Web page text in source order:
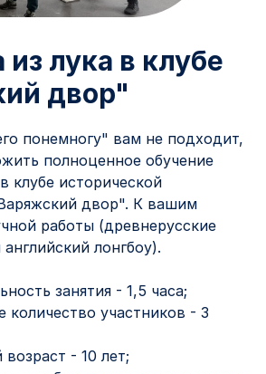
лука в клубе
двор"
понемногу" вам не подходит,
полноценное обучение
клубе исторической
двор". К вашим
работы (древнерусские
лонгбоу).
занятия - 1,5 часа;
количество участников - 3
- 10 лет;